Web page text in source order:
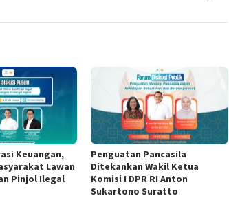
Keuangan,
Lawan
Pinjol Ilegal
Penguatan Pancasila
Ditekankan Wakil Ketua
Komisi I DPR RI Anton
Sukartono Suratto